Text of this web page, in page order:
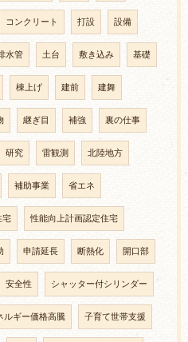
コンクリート 打設 設備
水管 土台 敷き込み 基礎
棟上げ 建前 建舞
継ぎ目 補強 裏の仕事
研究 雷観測 北陸地方
補助事業 省エネ
宅 性能向上計画認定住宅
申請延長 断熱化 開口部
安全性 シャッター付シリンダー
ルギー価格高騰 子育て世帯支援